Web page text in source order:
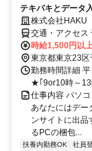
テキパキとデータ
株式会社HAKU
交通・アクセス
時給1,500円以上
東京都東京23区
勤務時間詳細
★｢9or10時～13
仕事内容 パソ
あなたにはデー
ンサイトに出品
るPCの梱包...
扶養内勤務OK 社員